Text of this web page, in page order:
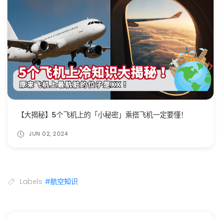
【大揭秘】5个飞机上的「小秘密」乘搭飞机一定要懂！
JUN 02, 2024
Labels #航空知识